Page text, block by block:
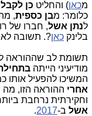
מכאן) והחליט כן
כלומר: מבן כספית
לנתן אשל, חברו של
בלינק כאן?. תשובה לא
תשומת לב שההוראה
מודיעיני הייתה בתחילת
המשיכו להפעיל אותו
אחרי ההוראה הזו, מה
וחקירתית נרחבת
אשל ב-2017
.